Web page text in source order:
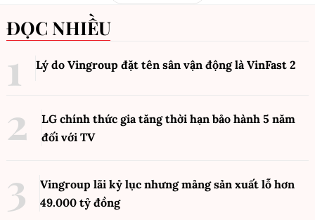
ĐỌC NHIỀU
Lý do Vingroup đặt tên sân vận động là VinFast 2
LG chính thức gia tăng thời hạn bảo hành 5 năm
đối với TV
Vingroup lãi kỷ lục nhưng mảng sản xuất lỗ hơn
49.000 tỷ đồng